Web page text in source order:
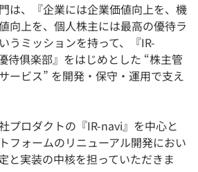
は、『企業には企業価値向上を、機
向上を、個人株主には最高の優待ラ
うミッションを持って、『IR-
待俱楽部』をはじめとした “株主管
ービス” を開発・保守・運用で支え
プロダクトの『IR-navi』を中心と
フォームのリニューアル開発におい
と実装の中核を担っていただきま